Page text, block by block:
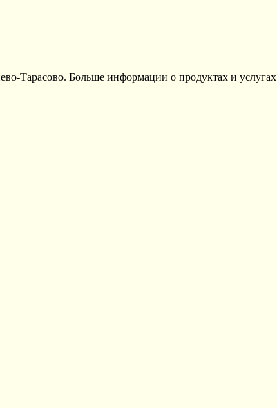
Тарасово. Больше информации о продуктах и услугах